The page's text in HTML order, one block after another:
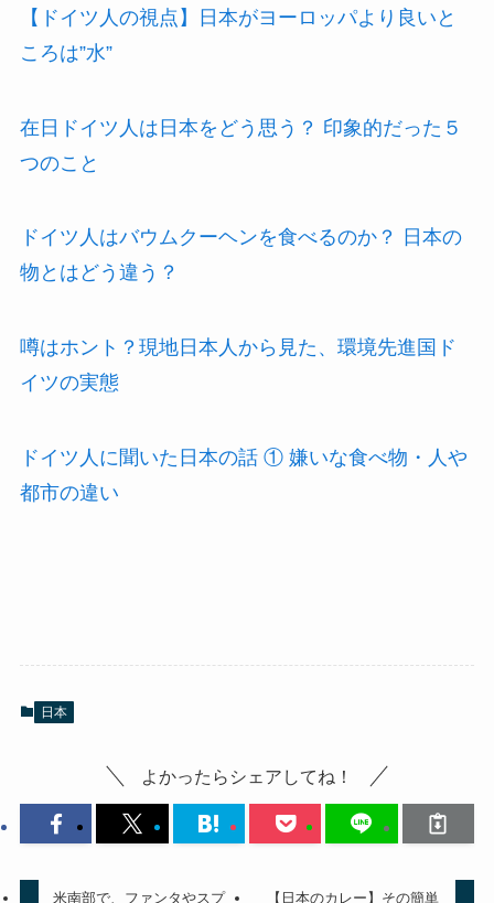
【ドイツ人の視点】日本がヨーロッパより良いと
ころは”水”
在日ドイツ人は日本をどう思う？ 印象的だった５
つのこと
ドイツ人はバウムクーヘンを食べるのか？ 日本の
物とはどう違う？
噂はホント？現地日本人から見た、環境先進国ド
イツの実態
ドイツ人に聞いた日本の話 ① 嫌いな食べ物・人や
都市の違い
日本
よかったらシェアしてね！
米南部で、ファンタやスプ 【日本のカレー】その簡単